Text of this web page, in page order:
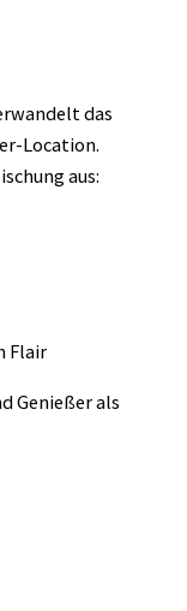
das
Location.
aus:
Flair
Genießer als